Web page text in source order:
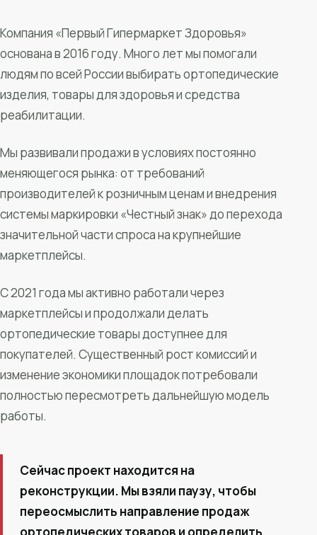
Компания «Первый Гипермаркет Здоровья»
основана в 2016 году. Много лет мы помогали
людям по всей России выбирать ортопедические
изделия, товары для здоровья и средства
реабилитации.
Мы развивали продажи в условиях постоянно
меняющегося рынка: от требований
производителей к розничным ценам и внедрения
системы маркировки «Честный знак» до перехода
значительной части спроса на крупнейшие
маркетплейсы.
С 2021 года мы активно работали через
маркетплейсы и продолжали делать
ортопедические товары доступнее для
покупателей. Существенный рост комиссий и
изменение экономики площадок потребовали
полностью пересмотреть дальнейшую модель
работы.
Сейчас проект находится на
реконструкции. Мы взяли паузу, чтобы
переосмыслить направление продаж